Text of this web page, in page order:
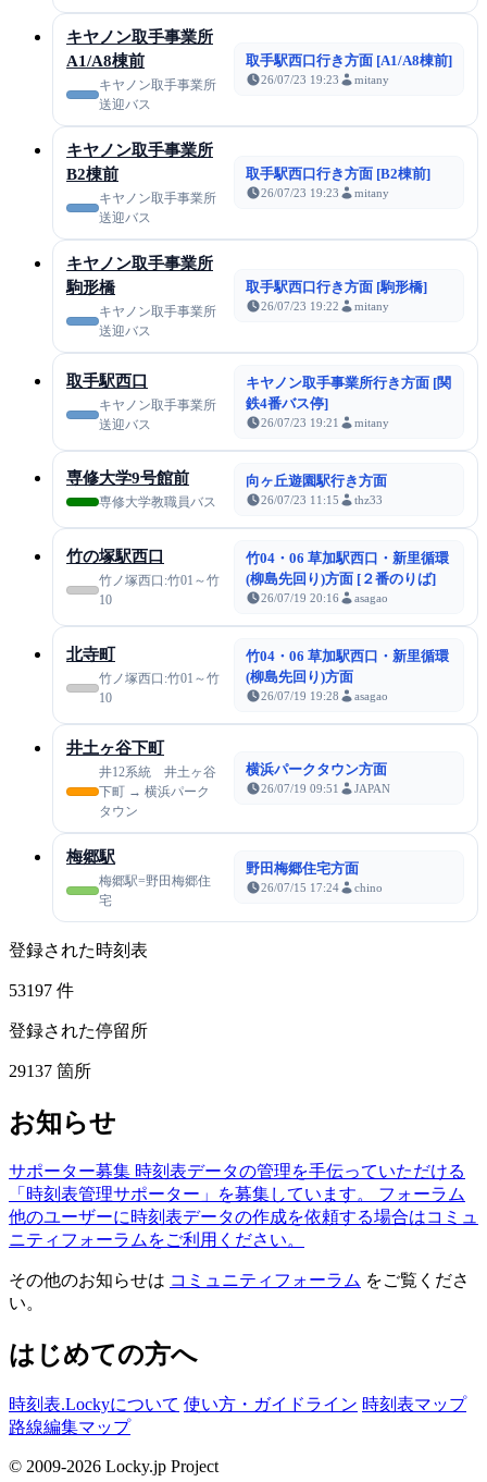
キヤノン取手事業所
A1/A8棟前
キヤノン取手事業所
送迎バス
取手駅西口行き方面 [A1/A8棟前]
26/07/23 19:23 mitany
キヤノン取手事業所
B2棟前
キヤノン取手事業所
送迎バス
取手駅西口行き方面 [B2棟前]
26/07/23 19:23 mitany
キヤノン取手事業所
駒形橋
キヤノン取手事業所
送迎バス
取手駅西口行き方面 [駒形橋]
26/07/23 19:22 mitany
取手駅西口
キヤノン取手事業所
送迎バス
キヤノン取手事業所行き方面 [関
鉄4番バス停]
26/07/23 19:21 mitany
専修大学9号館前
専修大学教職員バス
向ヶ丘遊園駅行き方面
26/07/23 11:15 thz33
竹の塚駅西口
竹ノ塚西口:竹01～竹
10
竹04・06 草加駅西口・新里循環
(柳島先回り)方面 [２番のりば]
26/07/19 20:16 asagao
北寺町
竹ノ塚西口:竹01～竹
10
竹04・06 草加駅西口・新里循環
(柳島先回り)方面
26/07/19 19:28 asagao
井土ヶ谷下町
井12系統 井土ヶ谷
下町 → 横浜パーク
タウン
横浜パークタウン方面
26/07/19 09:51 JAPAN
梅郷駅
梅郷駅=野田梅郷住
宅
野田梅郷住宅方面
26/07/15 17:24 chino
登録された時刻表
53197 件
登録された停留所
29137 箇所
お知らせ
サポーター募集 時刻表データの管理を手伝っていただける
「時刻表管理サポーター」を募集しています。
フォーラム
他のユーザーに時刻表データの作成を依頼する場合はコミュ
ニティフォーラムをご利用ください。
その他のお知らせは コミュニティフォーラム をご覧くださ
い。
はじめての方へ
時刻表.Lockyについて 使い方・ガイドライン 時刻表マップ
路線編集マップ
© 2009-2026 Locky.jp Project